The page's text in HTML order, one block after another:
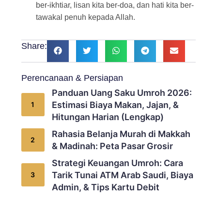
ber-ikhtiar, lisan kita ber-doa, dan hati kita ber-
tawakal penuh kepada Allah.
Share:
Perencanaan & Persiapan
Panduan Uang Saku Umroh 2026:
Estimasi Biaya Makan, Jajan, &
Hitungan Harian (Lengkap)
Rahasia Belanja Murah di Makkah
& Madinah: Peta Pasar Grosir
Strategi Keuangan Umroh: Cara
Tarik Tunai ATM Arab Saudi, Biaya
Admin, & Tips Kartu Debit